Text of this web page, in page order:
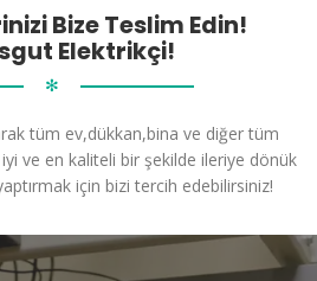
Bize Teslim Edin!
Elektrikçi!
✻
tüm ev,dükkan,bina ve diğer tüm
iyi ve en kaliteli bir şekilde ileriye dönük
için bizi tercih edebilirsiniz!